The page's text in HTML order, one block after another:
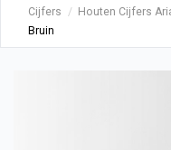
Cijfers
Houten Cijfers
Bruin